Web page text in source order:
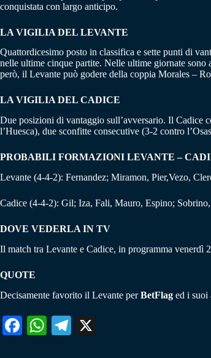
conquistata con largo anticipo.
LA VIGILIA DEL LEVANTE
Quattordicesimo posto in classifica e sette punti di
nelle ultime cinque partite. Nelle ultime giornate
però, il Levante può godere della coppia Morales –
LA VIGILIA DEL CADICE
Due posizioni di vantaggio sull’avversario. Il Cadice
l’Huesca), due sconfitte consecutive (3-2 contro
PROBABILI FORMAZIONI LEVANTE –
Levante (4-4-2): Fernandez; Miramon, Pier,Vezo,
Cadice (4-4-2): Gil; Iza, Fali, Mauro, Espino;
DOVE VEDERLA IN TV
Il match tra Levante e Cadice, in programma venerdì
QUOTE
Decisamente favorito il Levante perBetFlag ed i suoi
Fa W
Te